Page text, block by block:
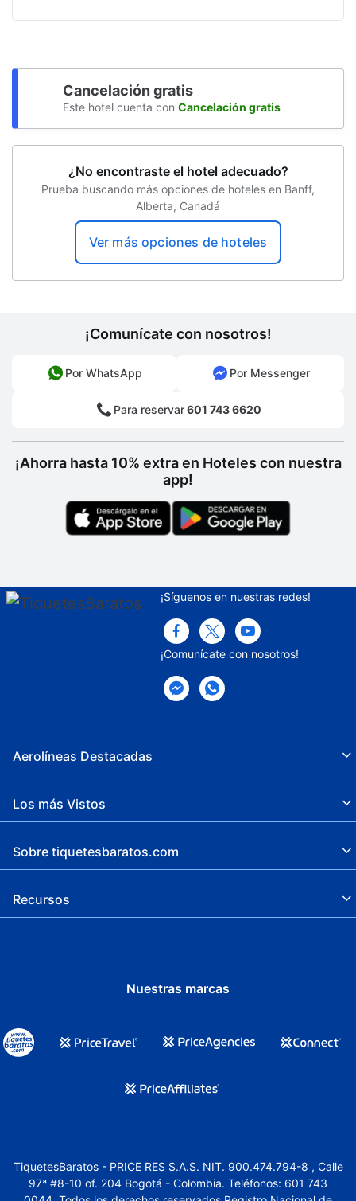
Recarga de autos eléctricos
Almacenamiento seguro de bicicletas
Elevador
ventanas
Alquiler de bicicletas en el sitio
Estacionamiento cubierto
Rutas con raquetas de nieve en las
cercanías
Estacionamiento descubierto
Sala de banquetes
Pesca
Máquina expendedora
Sala de reuniones
Mesa de registro accesible para sillas de
ruedas
Baño público accesible para sillas de
Bodas
Paseos en lancha
Salida exprés
Recepción 24 horas
Propiedad libre de humo
Senderismo
Espacio para conferencias
entrada/salida).
Cancelación gratis
Este hotel cuenta con Cancelación gratis
¿No encontraste el hotel adecuado?
Prueba buscando más opciones de hoteles en Banff,
Alberta, Canadá
Ver más opciones de hoteles
¡Comunícate con nosotros!
Por WhatsApp Por Messenger
Para reservar601 743 6620
¡Ahorra hasta 10% extra en Hoteles con nuestra
app!
¡Síguenos en nuestras redes!
¡Comunícate con nosotros!
Aerolíneas Destacadas
Los más Vistos
Sobre tiquetesbaratos.com
Recursos
Nuestras marcas
TiquetesBaratos - PRICE RES S.A.S. NIT. 900.474.794-8 , Calle
97ª #8-10 of. 204 Bogotá - Colombia. Teléfonos: 601 743